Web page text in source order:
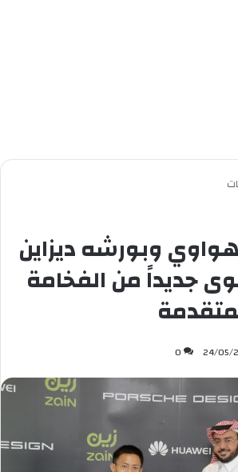
وبورشه ديزاين
جديداً من الفخامة
24/05/
0